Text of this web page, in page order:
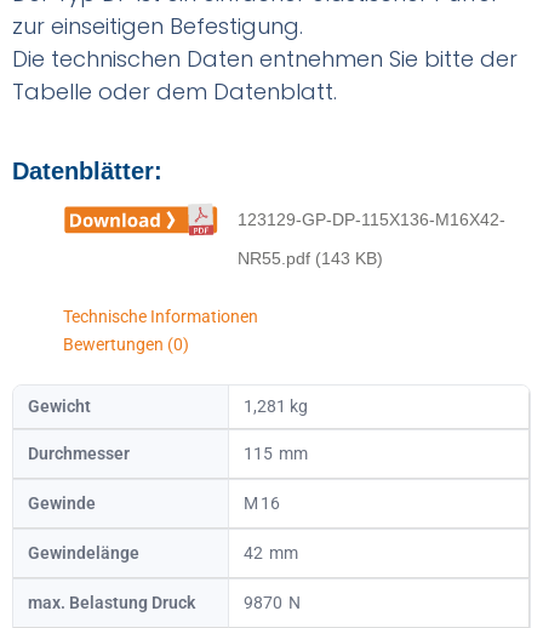
zur einseitigen Befestigung.
Die technischen Daten entnehmen Sie bitte der
Tabelle oder dem Datenblatt.
Datenblätter:
123129-GP-DP-115X136-M16X42-
NR55.pdf (143 KB)
Technische Informationen
Bewertungen (0)
Gewicht 1,281 kg
Durchmesser 115
Gewinde 16
Gewindelänge 42
max. Belastung Druck 9870